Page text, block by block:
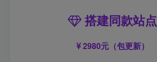
搭建同款站点
2980元（包更新）